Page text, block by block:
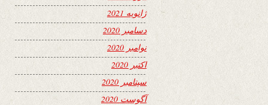
ژانویه 2021
دسامبر 2020
نوامبر 2020
اکتبر 2020
سپتامبر 2020
آگوست 2020